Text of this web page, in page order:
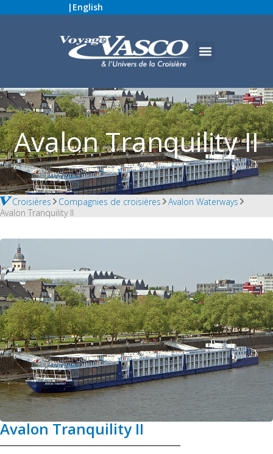
| English
Avalon Tranquility II
Croisières Compagnies de croisières
Avalon Waterways
Avalon Tranquility II
Avalon Tranquility II